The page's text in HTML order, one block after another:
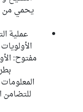
يحمي من
عملية